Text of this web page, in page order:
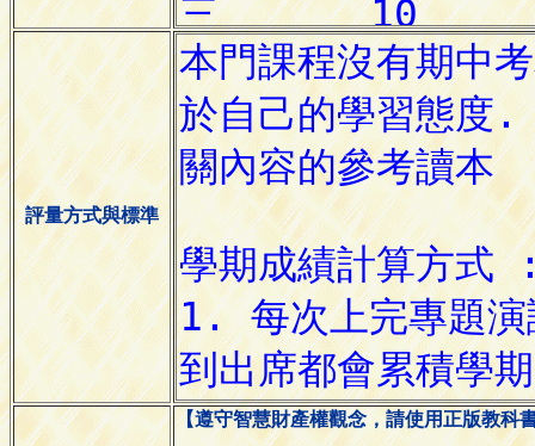
評量方式與標準
【遵守智慧財產權觀念，請使用正版教科